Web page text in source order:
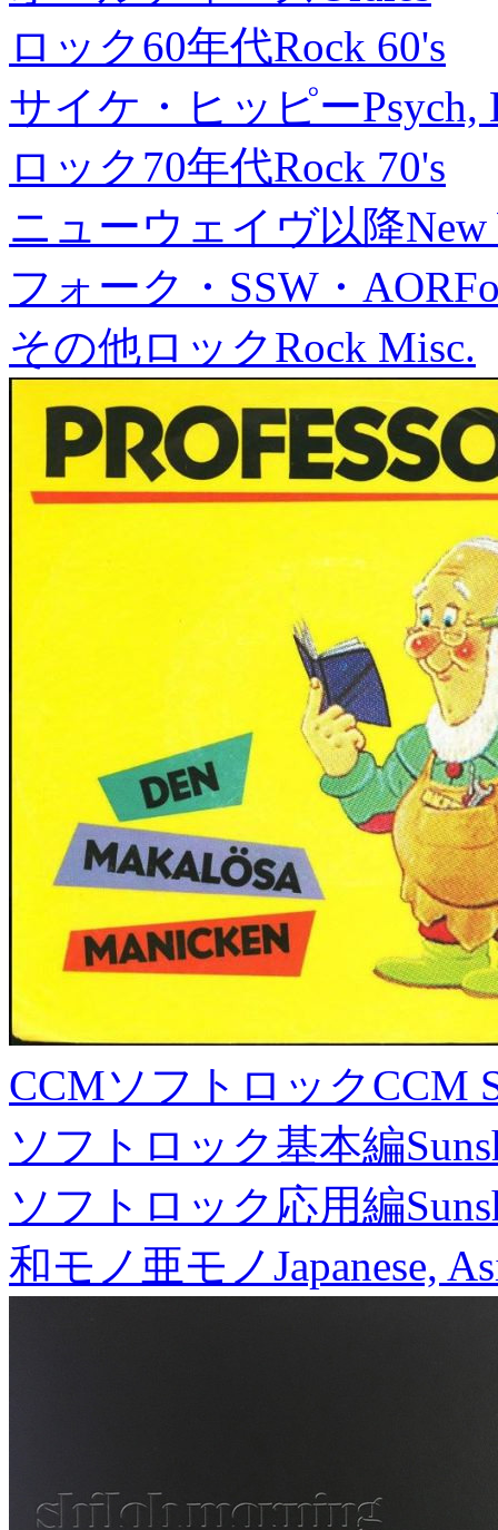
ロック60年代Rock 60's
サイケ・ヒッピーPsych,
ロック70年代Rock 70's
ニューウェイヴ以降New
フォーク・SSW・AOR
その他ロックRock Misc.
CCMソフトロックCCM
ソフトロック基本編
ソフトロック応用編
和モノ亜モノJapanese,